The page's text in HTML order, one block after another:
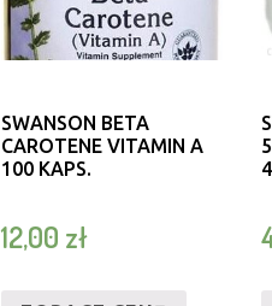
SWANSON BETA
CAROTENE VITAMIN A
100 KAPS.
12,00 zł